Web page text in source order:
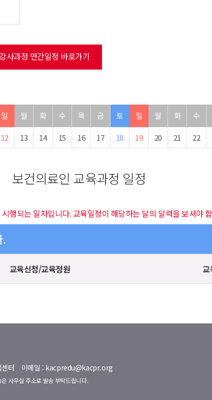
강사과정 연간일정 바로가기
일 월 화 수 목 금 토 일 월 화 수
12 13 14 15 16 17 18 19 20 21 22
보건의료인 교육과정 일정
행되는 일자입니다. 교육일정이 해당하는 달의 달력을 보셔야
.
교육신청/교육정원
센터 이메일 : kacpredu@kacpr.org
사무실 주소로 발송 부탁드립니다.